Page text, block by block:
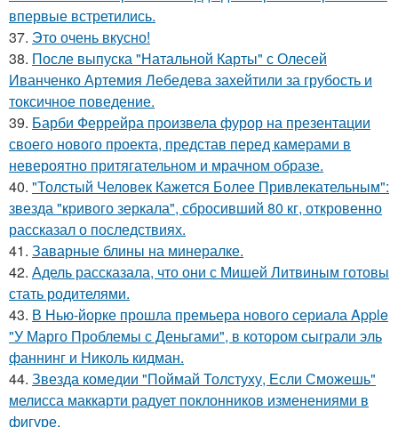
впервые встретились.
37. Это очень вкусно!
38. После выпуска "Натальной Карты" с Олесей
Иванченко Артемия Лебедева захейтили за грубость и
токсичное поведение.
39. Барби Феррейра произвела фурор на презентации
своего нового проекта, представ перед камерами в
невероятно притягательном и мрачном образе.
40. "Толстый Человек Кажется Более Привлекательным":
звезда "кривого зеркала", сбросивший 80 кг, откровенно
рассказал о последствиях.
41. Заварные блины на минералке.
42. Адель рассказала, что они с Мишей Литвиным готовы
стать родителями.
43. В Нью-йорке прошла премьера нового сериала Apple
"У Марго Проблемы с Деньгами", в котором сыграли эль
фаннинг и Николь кидман.
44. Звезда комедии "Поймай Толстуху, Если Сможешь"
мелисса маккарти радует поклонников изменениями в
фигуре.